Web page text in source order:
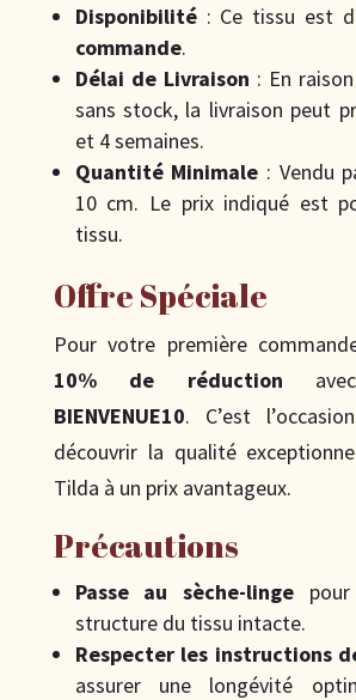
Disponibilité: Ce tissu est
commande.
Délai de Livraison : En
sans stock, la livraison peut
et 4 semaines.
Quantité Minimale : Vendu
10 cm. Le prix indiqué est
tissu.
Offre Spéciale
Pour votre première
10% de réduction
BIENVENUE10. C’est
découvrir la qualité
Tilda à un prix avantageux.
Précautions
Passe au sèche-linge
structure du tissu intacte.
Respecter les instructions
assurer une longévité